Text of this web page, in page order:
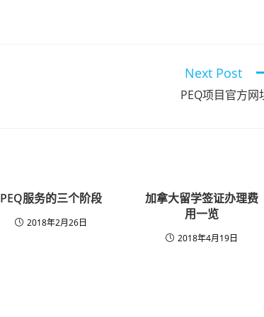
Next Post
PEQ项目官方网
PEQ服务的三个阶段
2018年2月26日
加拿大留学签证办理费
用一览
2018年4月19日